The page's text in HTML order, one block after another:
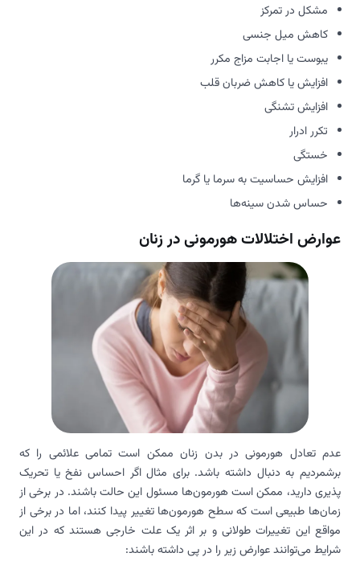
مشکل در تمرکز
کاهش میل جنسی
یبوست یا اجابت مزاج مکرر
افزایش یا کاهش ضربان قلب
افزایش تشنگی
تکرر ادرار
خستگی
افزایش حساسیت به سرما یا گرما
حساس شدن سینه‌ها
عوارض اختلالات هورمونی در زنان
عدم تعادل هورمونی در بدن زنان ممکن است تمامی علائمی را که
برشمردیم به دنبال داشته باشد. برای مثال اگر احساس نفخ یا تحریک
پذیری دارید، ممکن است هورمون‌ها مسئول این حالت باشند. در برخی از
زمان‌ها طبیعی است که سطح هورمون‌ها تغییر پیدا کنند، اما در برخی از
مواقع این تغییرات طولانی و بر اثر یک علت خارجی هستند که در این
شرایط می‌توانند عوارض زیر را در پی داشته باشند: